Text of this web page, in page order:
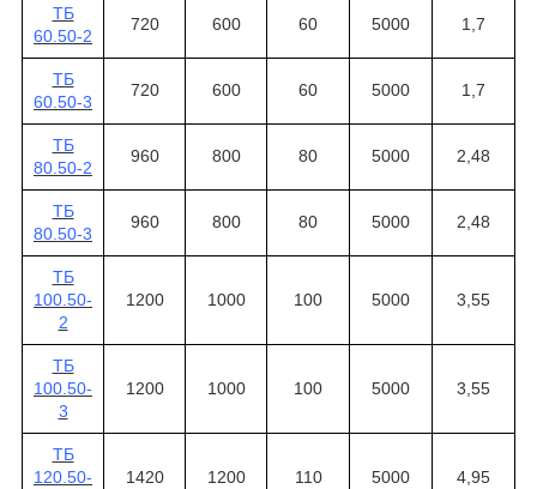
ТБ
60.50-2
720 600 60 5000 1,7
ТБ
60.50-3
720 600 60 5000 1,7
ТБ
80.50-2
960 800 80 5000 2,48
ТБ
80.50-3
960 800 80 5000 2,48
ТБ
100.50-
2
1200 1000 100 5000 3,55
ТБ
100.50-
3
1200 1000 100 5000 3,55
ТБ
120.50-
1420 1200 110 5000 4,95